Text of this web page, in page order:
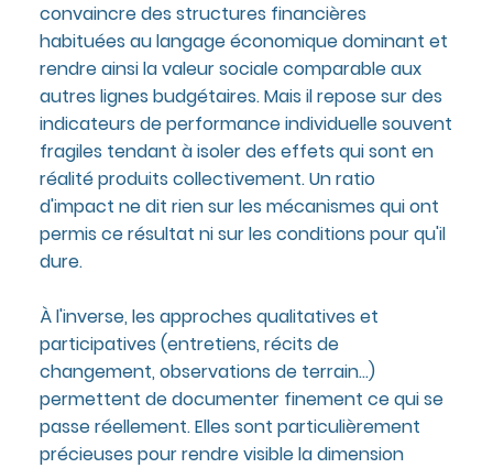
convaincre des structures financières
habituées au langage économique dominant et
rendre ainsi la valeur sociale comparable aux
autres lignes budgétaires. Mais il repose sur des
indicateurs de performance individuelle souvent
fragiles tendant à isoler des effets qui sont en
réalité produits collectivement. Un ratio
d'impact ne dit rien sur les mécanismes qui ont
permis ce résultat ni sur les conditions pour qu'il
dure.
À l'inverse, les approches qualitatives et
participatives (entretiens, récits de
changement, observations de terrain...)
permettent de documenter finement ce qui se
passe réellement. Elles sont particulièrement
précieuses pour rendre visible la dimension